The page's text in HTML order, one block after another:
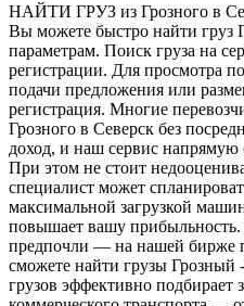
НАЙТИ ГРУЗ из Грозного в
Вы можете быстро найти груз
параметрам. Поиск груза на
регистрации. Для просмотра
подачи предложения или
регистрация. Многие
Грозного в Северск без
доход, и наш сервис напрямую
При этом не стоит
специалист может
максимальной загрузкой
повышает вашу
предпочли — на нашей бирже
сможете найти грузы Грозный
грузов эффективно подбирает